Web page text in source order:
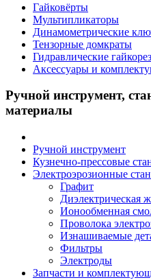
Гайковёрты
Мультипликаторы
Динамометрические
Тензорные домкраты
Гидравлические
Аксессуары и
Ручной инструмент,
материалы
Ручной инструмент
Кузнечно-прессовые
Электроэрозионные
Графит
Диэлектрическая
Ионообменная
Проволока
Изнашиваемые
Фильтры
Электроды
Запчасти и